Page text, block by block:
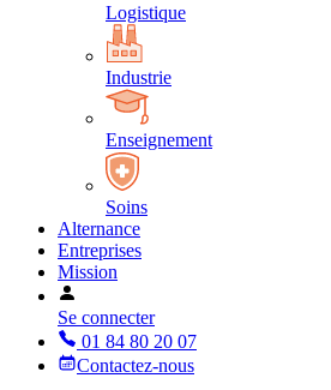
Logistique
Industrie
Enseignement
Soins
Alternance
Entreprises
Mission
Se connecter
01 84 80 20 07
Contactez-nous